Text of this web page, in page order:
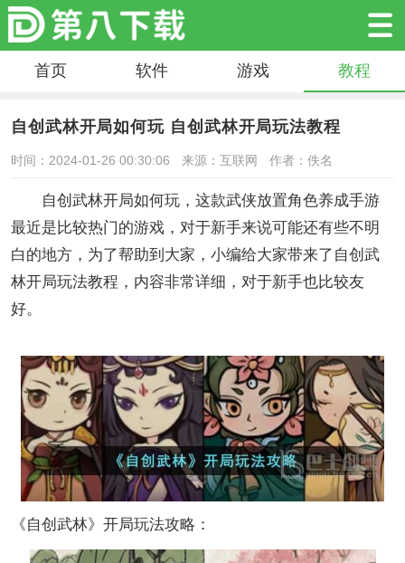
首页 软件 游戏 教程
自创武林开局如何玩 自创武林开局玩法教程
时间：2024-01-26 00:30:06 来源：互联网 作者：佚名
自创武林开局如何玩，这款武侠放置角色养成手游
最近是比较热门的游戏，对于新手来说可能还有些不明
白的地方，为了帮助到大家，小编给大家带来了自创武
林开局玩法教程，内容非常详细，对于新手也比较友
好。
《自创武林》开局玩法攻略：